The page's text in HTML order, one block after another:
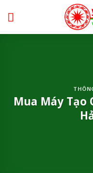
Mua Máy Tạo